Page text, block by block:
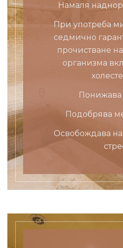
Намаля
При употреба
седмично
прочистване
организма
Понижава
Подобрява
Освобождава